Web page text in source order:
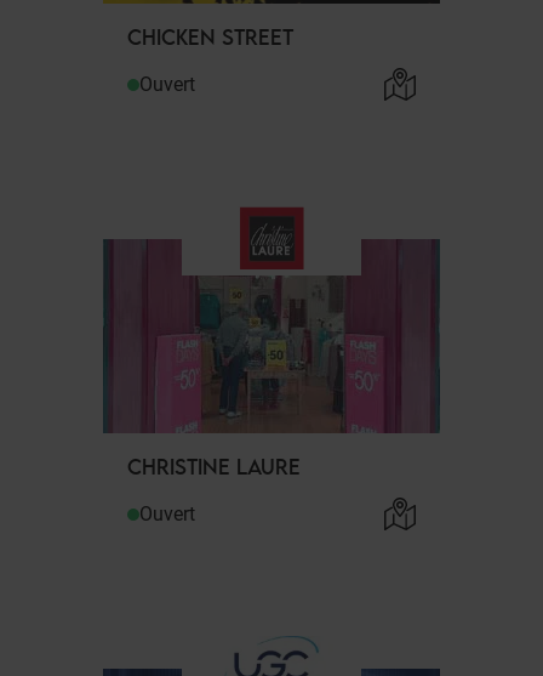
CHICKEN STREET
Ouvert
CHRISTINE LAURE
Ouvert